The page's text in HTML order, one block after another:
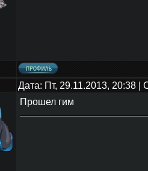
Дата: Пт, 29.11.2013, 20:38
Прошел гим